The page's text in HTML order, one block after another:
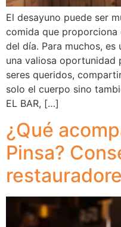
El desayuno puede ser
comida que
del día. Para muchos,
una valiosa oportunidad
seres queridos,
solo el cuerpo sino
EL BAR, […]
¿Qué
Pinsa?